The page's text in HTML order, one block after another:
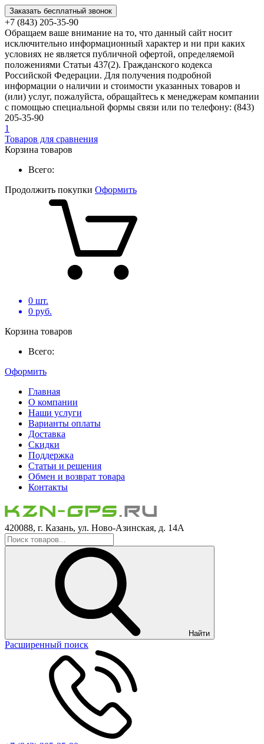
Заказать бесплатный звонок
+7 (843) 205-35-90
Обращаем ваше внимание на то, что данный сайт носит
исключительно информационный характер и ни при каких
условиях не является публичной офертой, определяемой
положениями Статьи 437(2). Гражданского кодекса
Российской Федерации. Для получения подробной
информации о наличии и стоимости указанных товаров и
(или) услуг, пожалуйста, обращайтесь к менеджерам компании
с помощью специальной формы связи или по телефону: (843)
205-35-90
1
Товаров для сравнения
Корзина товаров
Всего:
Продолжить покупки Оформить
0 шт.
0 руб.
Корзина товаров
Всего:
Оформить
Главная
О компании
Наши услуги
Варианты оплаты
Доставка
Скидки
Поддержка
Статьи и решения
Обмен и возврат товара
Контакты
420088, г. Казань, ул. Ново-Азинская, д. 14А
Найти
Расширенный поиск